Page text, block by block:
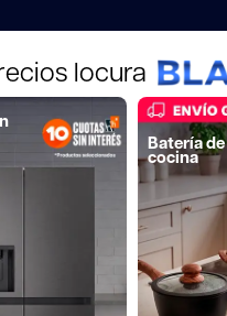
locura
Batería de
cocina